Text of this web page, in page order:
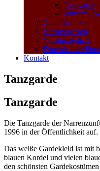
Tanzgarde
Zunftrat
Zunftchronik
Narrenmarsch
Vorstandschaft
Downloads /
Kontakt
Tanzgarde
Tanzgarde
Die Tanzgarde der
1996 in der Öffentlichkeit auf.
Das weiße Gardekleid ist mit
blauen Kordel und vielen
den schönsten